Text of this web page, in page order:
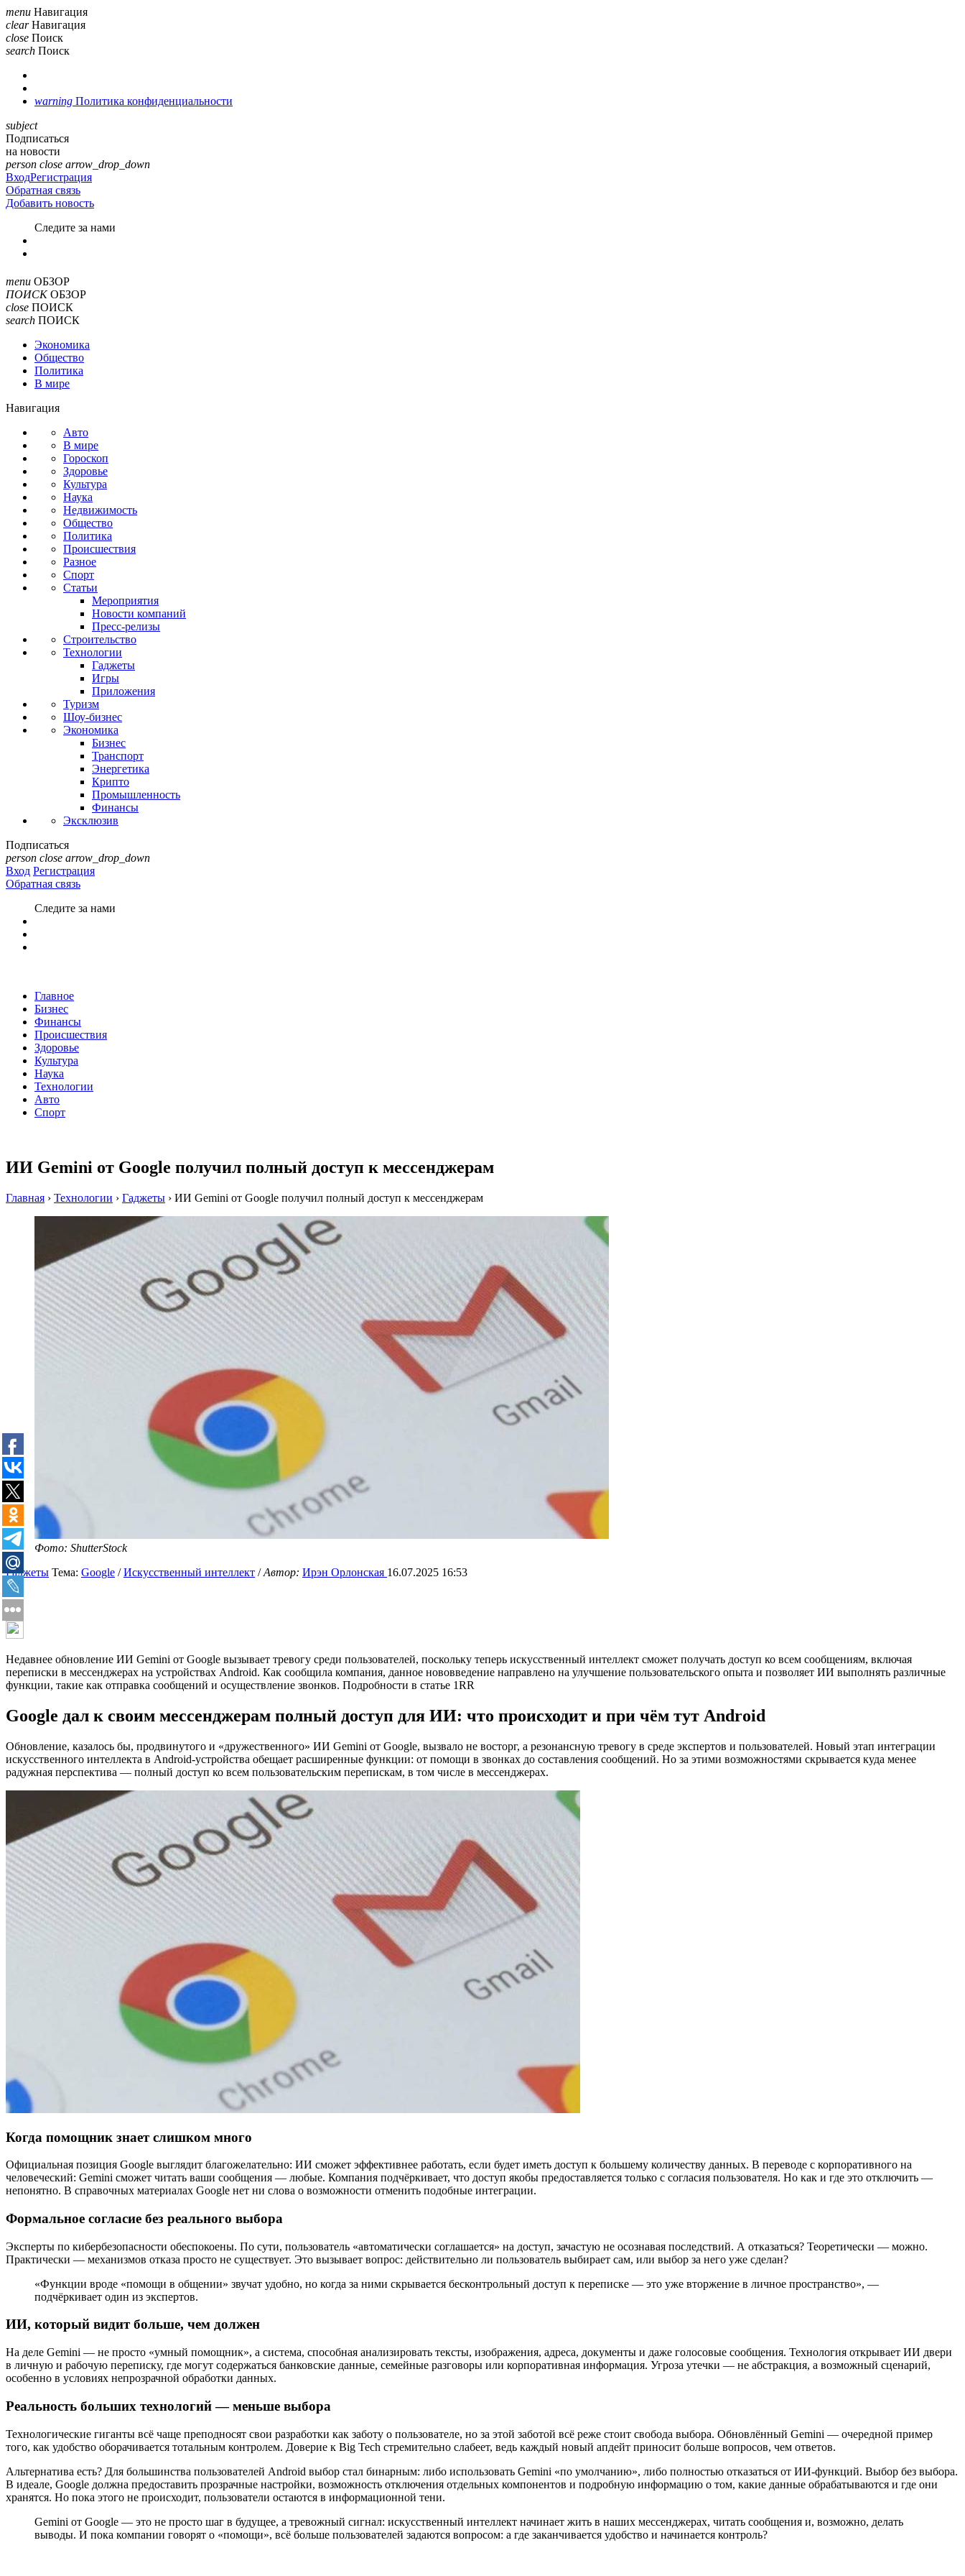
menu Навигация
clear Навигация
close Поиск
search Поиск
warning Политика конфиденциальности
subject
Подписаться
на новости
person close arrow_drop_down
ВходРегистрация
Обратная связь
Добавить новость
Cледите за нами
menu ОБЗОР
ПОИСК ОБЗОР
close ПОИСК
search ПОИСК
Экономика
Общество
Политика
В мире
Навигация
Авто
В мире
Гороскоп
Здоровье
Культура
Наука
Недвижимость
Общество
Политика
Происшествия
Разное
Спорт
Статьи
Мероприятия
Новости компаний
Пресс-релизы
Строительство
Технологии
Гаджеты
Игры
Приложения
Туризм
Шоу-бизнес
Экономика
Бизнес
Транспорт
Энергетика
Крипто
Промышленность
Финансы
Эксклюзив
Подписаться
person close arrow_drop_down
Вход Регистрация
Обратная связь
Следите за нами
Главное
Бизнес
Финансы
Происшествия
Здоровье
Культура
Наука
Технологии
Авто
Спорт
ИИ Gemini от Google получил полный доступ к мессенджерам
Главная › Технологии › Гаджеты › ИИ Gemini от Google получил полный доступ к мессенджерам
Фото: ShutterStock
Гаджеты Тема: Google /Искусственный интеллект /Автор: Ирэн Орлонская 16.07.2025 16:53
Недавнее обновление ИИ Gemini от Google вызывает тревогу среди пользователей, поскольку теперь искусственный интеллект сможет получать доступ ко всем сообщениям, включая
переписки в мессенджерах на устройствах Android. Как сообщила компания, данное нововведение направлено на улучшение пользовательского опыта и позволяет ИИ выполнять различные
функции, такие как отправка сообщений и осуществление звонков. Подробности в статье 1RR
Google дал к своим мессенджерам полный доступ для ИИ: что происходит и при чём тут Android
Обновление, казалось бы, продвинутого и «дружественного» ИИ Gemini от Google, вызвало не восторг, а резонансную тревогу в среде экспертов и пользователей. Новый этап интеграции
искусственного интеллекта в Android-устройства обещает расширенные функции: от помощи в звонках до составления сообщений. Но за этими возможностями скрывается куда менее
радужная перспектива — полный доступ ко всем пользовательским перепискам, в том числе в мессенджерах.
Когда помощник знает слишком много
Официальная позиция Google выглядит благожелательно: ИИ сможет эффективнее работать, если будет иметь доступ к большему количеству данных. В переводе с корпоративного на
человеческий: Gemini сможет читать ваши сообщения — любые. Компания подчёркивает, что доступ якобы предоставляется только с согласия пользователя. Но как и где это отключить —
непонятно. В справочных материалах Google нет ни слова о возможности отменить подобные интеграции.
Формальное согласие без реального выбора
Эксперты по кибербезопасности обеспокоены. По сути, пользователь «автоматически соглашается» на доступ, зачастую не осознавая последствий. А отказаться? Теоретически — можно.
Практически — механизмов отказа просто не существует. Это вызывает вопрос: действительно ли пользователь выбирает сам, или выбор за него уже сделан?
«Функции вроде «помощи в общении» звучат удобно, но когда за ними скрывается бесконтрольный доступ к переписке — это уже вторжение в личное пространство», —
подчёркивает один из экспертов.
ИИ, который видит больше, чем должен
На деле Gemini — не просто «умный помощник», а система, способная анализировать тексты, изображения, адреса, документы и даже голосовые сообщения. Технология открывает ИИ двери
в личную и рабочую переписку, где могут содержаться банковские данные, семейные разговоры или корпоративная информация. Угроза утечки — не абстракция, а возможный сценарий,
особенно в условиях непрозрачной обработки данных.
Реальность больших технологий — меньше выбора
Технологические гиганты всё чаще преподносят свои разработки как заботу о пользователе, но за этой заботой всё реже стоит свобода выбора. Обновлённый Gemini — очередной пример
того, как удобство оборачивается тотальным контролем. Доверие к Big Tech стремительно слабеет, ведь каждый новый апдейт приносит больше вопросов, чем ответов.
Альтернатива есть? Для большинства пользователей Android выбор стал бинарным: либо использовать Gemini «по умолчанию», либо полностью отказаться от ИИ-функций. Выбор без выбора.
В идеале, Google должна предоставить прозрачные настройки, возможность отключения отдельных компонентов и подробную информацию о том, какие данные обрабатываются и где они
хранятся. Но пока этого не происходит, пользователи остаются в информационной тени.
Gemini от Google — это не просто шаг в будущее, а тревожный сигнал: искусственный интеллект начинает жить в наших мессенджерах, читать сообщения и, возможно, делать
выводы. И пока компании говорят о «помощи», всё больше пользователей задаются вопросом: а где заканчивается удобство и начинается контроль?